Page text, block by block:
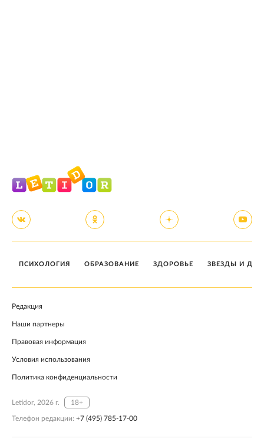
ПСИХОЛОГИЯ ОБРАЗОВАНИЕ ЗДОРОВЬЕ ЗВЕЗДЫ И
Редакция
Наши партнеры
Правовая информация
Условия использования
Политика конфиденциальности
Letidor, 2026 г. 18+
Телефон редакции: +7 (495) 785-17-00